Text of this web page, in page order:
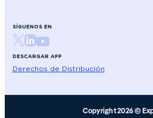
SÍGUENOS EN
DESCARGAR APP
Derechos de Distribución
Copyright 2026 ©